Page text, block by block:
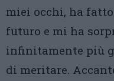
miei occhi, ha
futuro e mi ha
infinitamente più
di meritare.